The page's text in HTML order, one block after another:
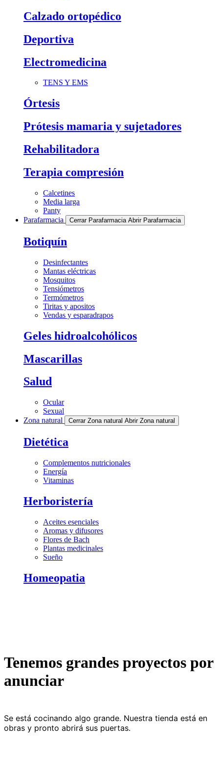
Calzado ortopédico
Deportiva
Electromedicina
TENS Y EMS
Órtesis
Prótesis mamaria y sujetadores
Rehabilitadora
Terapia compresión
Calcetines
Media larga
Panty
Parafarmacia
Cerrar Parafarmacia Abrir Parafarmacia
Botiquín
Desinfectantes
Mantas eléctricas
Mosquitos
Tensiómetros
Termómetros
Tiritas y apositos
Vendas y esparadrapos
Geles hidroalcohólicos
Mascarillas
Salud
Ocular
Sexual
Zona natural
Cerrar Zona natural Abrir Zona natural
Dietética
Complementos nutricionales
Energía
Vitaminas
Herboristería
Aceites esenciales
Aromas y difusores
Flores de Bach
Plantas medicinales
Sueño
Homeopatia
Tenemos grandes proyectos por
anunciar
Se está cocinando algo grande. Nuestra tienda está en
obras y pronto abrirá sus puertas.